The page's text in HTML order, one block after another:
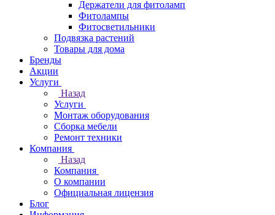
Держатели для фитоламп
Фитолампы
Фитосветильники
Подвязка растений
Товары для дома
Бренды
Акции
Услуги
Назад
Услуги
Монтаж оборудования
Сборка мебели
Ремонт техники
Компания
Назад
Компания
О компании
Официальная лицензия
Блог